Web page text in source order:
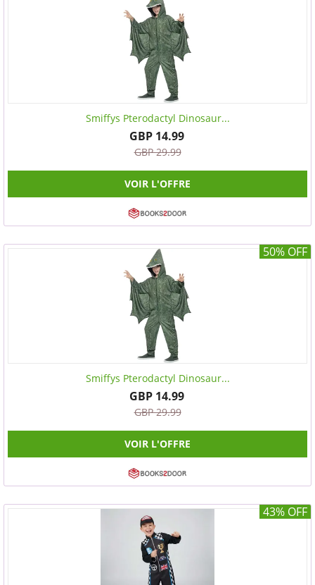
Smiffys Pterodactyl Dinosaur...
GBP 14.99
GBP 29.99
VOIR L'OFFRE
50% OFF
Smiffys Pterodactyl Dinosaur...
GBP 14.99
GBP 29.99
VOIR L'OFFRE
43% OFF